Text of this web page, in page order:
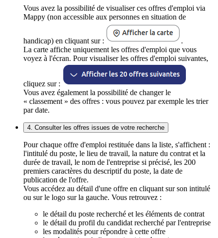
Vous avez la possibilité de visualiser ces offres d'emploi via
Mappy (non accessible aux personnes en situation de
handicap) en cliquant sur :
.
La carte affiche uniquement les offres d'emploi que vous
voyez à l'écran. Pour visualiser les offres d'emploi suivantes,
cliquez sur :
Vous avez également la possibilité de changer le
« classement » des offres : vous pouvez par exemple les trier
par date.
4. Consulter les offres issues de votre recherche
Pour chaque offre d'emploi restituée dans la liste, s'affichent :
l'intitulé du poste, le lieu de travail, la nature du contrat et la
durée de travail, le nom de l'entreprise si précisé, les 200
premiers caractères du descriptif du poste, la date de
publication de l'offre.
Vous accédez au détail d'une offre en cliquant sur son intitulé
ou sur le logo sur la gauche. Vous retrouvez :
le détail du poste recherché et les éléments de contrat
le détail du profil du candidat recherché par l'entreprise
les modalités pour répondre à cette offre